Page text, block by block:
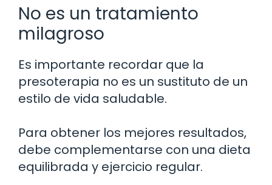
No es un tratamiento
milagroso
Es importante recordar que la
presoterapia no es un sustituto de un
estilo de vida saludable.
Para obtener los mejores resultados,
debe complementarse con una dieta
equilibrada y ejercicio regular.